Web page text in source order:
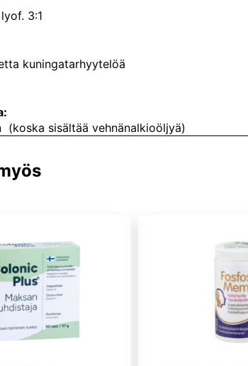
3:1
kuningatarhyytelöä
(koska sisältää vehnänalkioöljyä)